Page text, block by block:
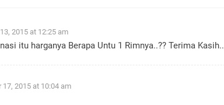
2015 at 12:25 am
itu harganya Berapa Untu 1 Rimnya..?? Terima Kasih..
17, 2015 at 10:04 am